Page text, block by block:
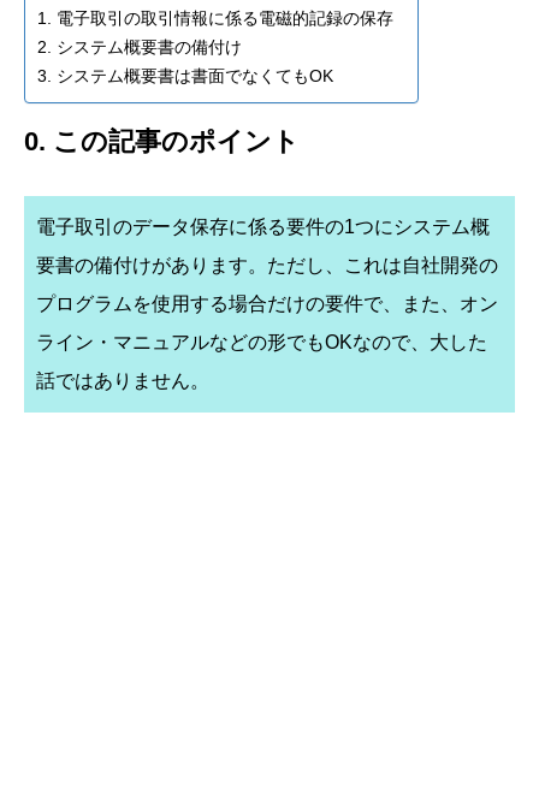
1. 電子取引の取引情報に係る電磁的記録の保存
2. システム概要書の備付け
3. システム概要書は書面でなくてもOK
0. この記事のポイント
電子取引のデータ保存に係る要件の1つにシステム概
要書の備付けがあります。ただし、これは自社開発の
プログラムを使用する場合だけの要件で、また、オン
ライン・マニュアルなどの形でもOKなので、大した
話ではありません。